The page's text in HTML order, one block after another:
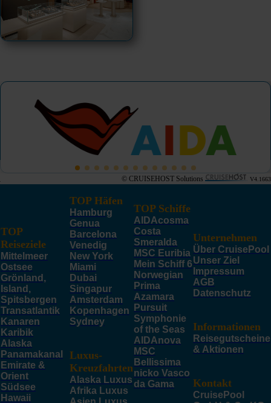
© CRUISEHOST Solutions V4.1663
TOP
Reiseziele
Mittelmeer
Ostsee
Grönland,
Island,
Spitsbergen
Transatlantik
Kanaren
Karibik
Alaska
Panamakanal
Emirate &
Orient
Südsee
Hawaii
TOP Häfen
Hamburg
Genua
Barcelona
Venedig
New York
Miami
Dubai
Singapur
Amsterdam
Kopenhagen
Sydney
Luxus-
Kreuzfahrten
Alaska Luxus
Afrika Luxus
TOP Schiffe
AIDAcosma
Costa
Smeralda
MSC Euribia
Mein Schiff 6
Norwegian
Prima
Azamara
Pursuit
Symphonie
of the Seas
AIDAnova
MSC
Bellissima
nicko Vasco
da Gama
Unternehmen
Über CruisePool
Unser Ziel
Impressum
AGB
Datenschutz
Informationen
Reisegutscheine
& Aktionen
Kontakt
CruisePool